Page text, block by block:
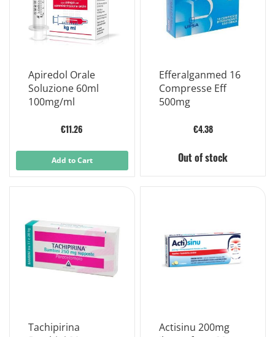
Apiredol Orale
Soluzione 60ml
100mg/ml
€11.26
Add to Cart
Efferalganmed 16
Compresse Eff
500mg
€4.38
Out of stock
Tachipirina
Actisinu 200mg